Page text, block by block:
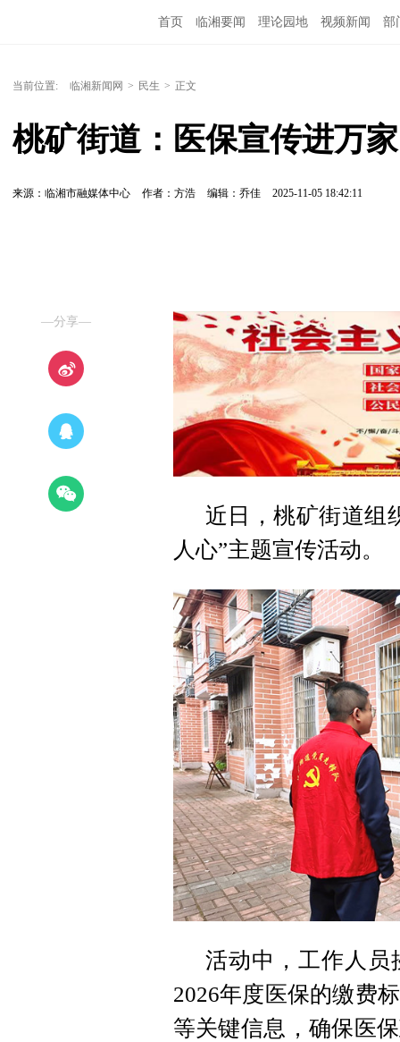
首页 临湘要闻 理论园地 视频新闻 部
当前位置: 临湘新闻网 > 民生 > 正文
桃矿街道：医保宣传进万
来源：临湘市融媒体中心 作者：方浩 编辑：乔佳 2025-11-05 18:42:11
—分享—
近日，桃矿街道组
人心”主题宣传活动。
活动中，工作人员
2026年度医保的缴费
等关键信息，确保医